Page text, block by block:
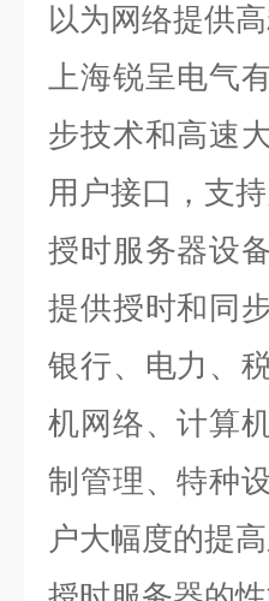
以为网络提供
上海锐呈电气
步技术和高速
用户接口，支
授时服务器设
提供授时和同
银行、电力、
机网络、计算
制管理、特种
户大幅度的提